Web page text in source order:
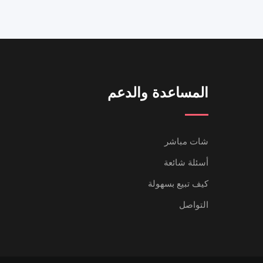
المساعدة والدعم
شات مباشر
أسئلة شائعة
كيف تبيع بسهولة
التواصل